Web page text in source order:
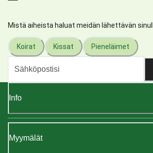
Mistä aiheista haluat meidän lähettävän
Koirat Kissat Pieneläimet
Info
Myymälät